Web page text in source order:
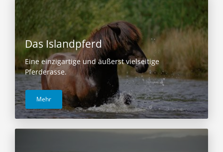
Das Islandpferd
Eine einzigartige und äußerst vielseitige
Pferderasse.
Mehr